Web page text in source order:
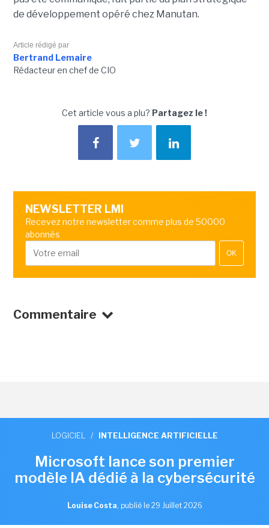
de développement opéré chez Manutan.
Article rédigé par
Bertrand Lemaire
Rédacteur en chef de CIO
Cet article vous a plu? Partagez le !
NEWSLETTER LMI
Recevez notre newsletter comme plus de 50000
abonnés
OK
Commentaire
LOGICIEL / INTELLIGENCE ARTIFICIELLE
Microsoft lance son premier
modèle IA dédié à la cybersécurité
Louise Costa, publié le 29 Juillet 2026